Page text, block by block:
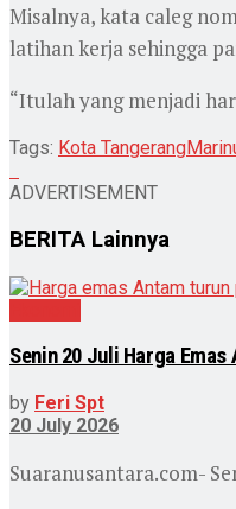
Misalnya, kata caleg
latihan kerja sehingga
“Itulah yang menjadi
Tags: Kota Tangerang
ADVERTISEMENT
BERITA Lainnya
Senin 20 Juli Harga
by Feri Spt
20 July 2026
Suaranusantara.com-